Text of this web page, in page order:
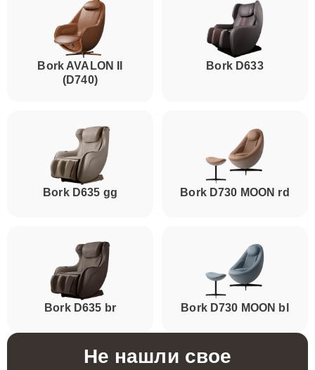
Bork AVALON II
(D740)
Bork D633
Bork D635 gg Bork D730 MOON rd
Bork D635 br Bork D730 MOON bl
Не нашли свое